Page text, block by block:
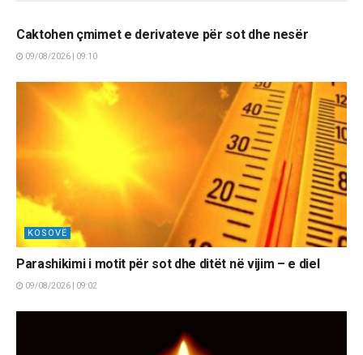
Caktohen çmimet e derivateve për sot dhe nesër
09/08/2026 | 09:10
KOSOVË
Parashikimi i motit për sot dhe ditët në vijim – e diel
09/08/2026 | 09:02